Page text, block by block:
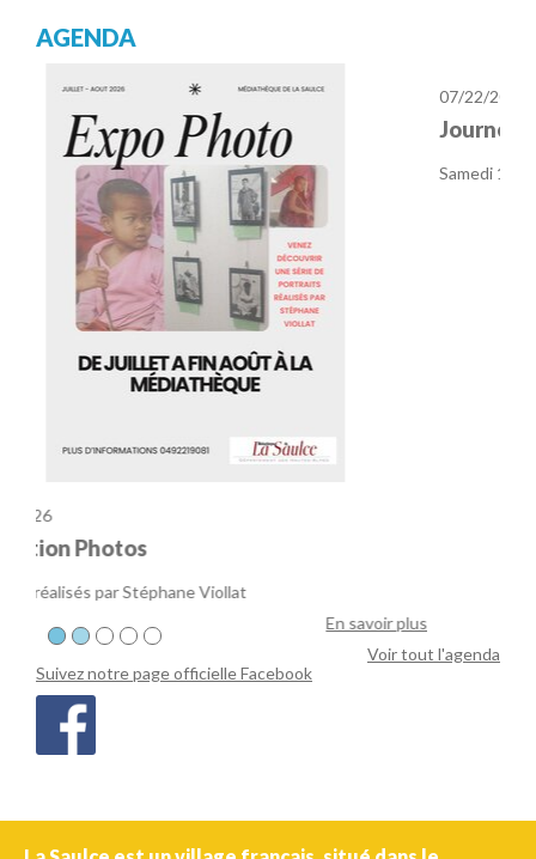
AGENDA
savoir plus
07/22/2026
Journée Portes ouvertes
Samedi 12 septembre 2026
Voir tout l'agenda
Suivez notre page officielle Facebook